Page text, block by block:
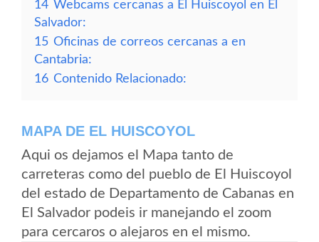
14 Webcams cercanas a El Huiscoyol en El
Salvador:
15 Oficinas de correos cercanas a en
Cantabria:
16 Contenido Relacionado:
MAPA DE EL HUISCOYOL
Aqui os dejamos el Mapa tanto de
carreteras como del pueblo de El Huiscoyol
del estado de Departamento de Cabanas en
El Salvador podeis ir manejando el zoom
para cercaros o alejaros en el mismo.